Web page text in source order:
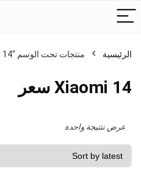
الرئيسية منتجات تحت الوسم “Xiaomi 14 سعر”
Xiaomi 14 سعر
عرض نتتيجة واحدة